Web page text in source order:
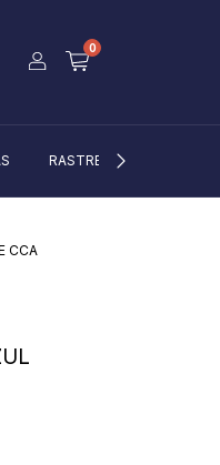
0
RASTREIO
CCA